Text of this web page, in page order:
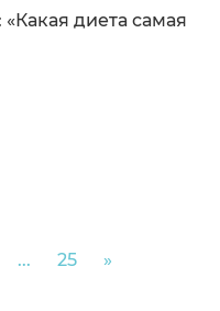
диета самая
... 25 »